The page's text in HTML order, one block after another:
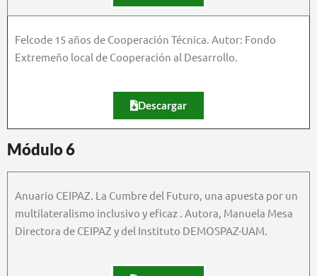
Felcode 15 años de Cooperación Técnica. Autor: Fondo
Extremeño local de Cooperación al Desarrollo.
Descargar
Módulo 6
Anuario CEIPAZ. La Cumbre del Futuro, una apuesta por un
multilateralismo inclusivo y eficaz . Autora, Manuela Mesa
Directora de CEIPAZ y del Instituto DEMOSPAZ-UAM.